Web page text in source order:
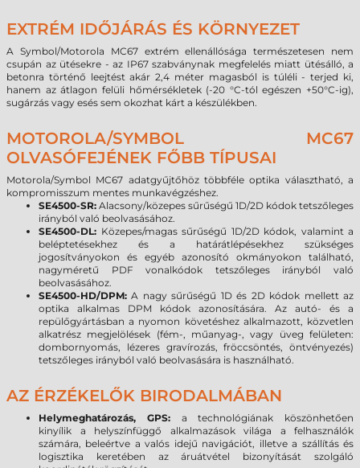
EXTRÉM IDŐJÁRÁS ÉS KÖRNYEZET
A Symbol/Motorola MC67 extrém ellenállósága természetesen nem
csupán az ütésekre - az IP67 szabványnak megfelelés miatt ütésálló, a
betonra történő leejtést akár 2,4 méter magasból is túléli - terjed ki,
hanem az átlagon felüli hőmérsékletek (-20 °C-tól egészen +50°C-ig),
sugárzás vagy esés sem okozhat kárt a készülékben.
MOTOROLA/SYMBOL MC67
OLVASÓFEJÉNEK FŐBB TÍPUSAI
Motorola/Symbol MC67 adatgyűjtőhöz többféle optika választható, a
kompromisszum mentes munkavégzéshez.
SE4500-SR: Alacsony/közepes sűrűségű 1D/2D kódok tetszőleges
irányból való beolvasásához.
SE4500-DL: Közepes/magas sűrűségű 1D/2D kódok, valamint a
beléptetésekhez és a határátlépésekhez szükséges
jogosítványokon és egyéb azonosító okmányokon található,
nagyméretű PDF vonalkódok tetszőleges irányból való
beolvasásához.
SE4500-HD/DPM: A nagy sűrűségű 1D és 2D kódok mellett az
optika alkalmas DPM kódok azonosítására. Az autó- és a
repülőgyártásban a nyomon követéshez alkalmazott, közvetlen
alkatrész megjelölések (fém-, műanyag-, vagy üveg felületen:
dombornyomás, lézeres gravírozás, fröccsöntés, öntvényezés)
tetszőleges irányból való beolvasására is használható.
AZ ÉRZÉKELŐK BIRODALMÁBAN
Helymeghatározás, GPS:a technológiának köszönhetően
kinyílik a helyszínfüggő alkalmazások világa a felhasználók
számára, beleértve a valós idejű navigációt, illetve a szállítás és
logisztika keretében az áruátvétel bizonyítását szolgáló